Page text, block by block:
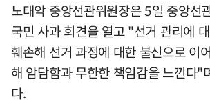
노태악 중앙선관위원장은 5일 중앙선
국민 사과 회견을 열고 "선거 관리에
훼손해 선거 과정에 대한 불신으로 이
해 암담함과 무한한 책임감을 느낀다"
다.